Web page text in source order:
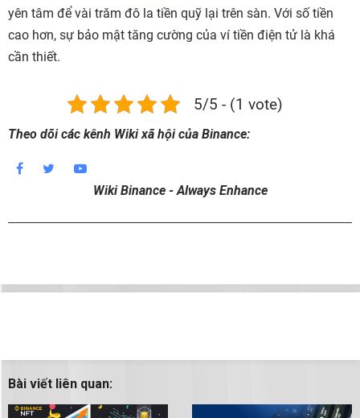
yên tâm để vài trăm đô la tiền quỹ lại trên sàn. Với số tiền
cao hơn, sự bảo mật tăng cường của ví tiền điện tử là khá
cần thiết.
5/5 - (1 vote)
Theo dõi các kênh Wiki xã hội của Binance:
Wiki Binance - Always Enhance
Bài viết liên quan: